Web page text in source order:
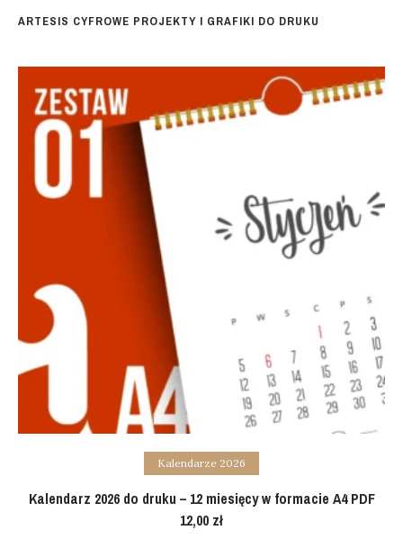
ARTESIS CYFROWE PROJEKTY I GRAFIKI DO DRUKU
Add to cart
Kalendarze 2026
Kalendarz 2026 do druku – 12 miesięcy w formacie A4 PDF
12,00 zł